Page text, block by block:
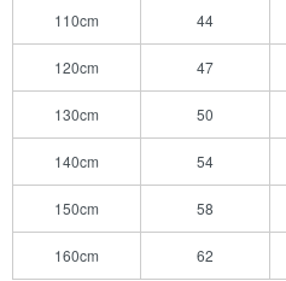
110cm 44
120cm 47
130cm 50
140cm 54
150cm 58
160cm 62